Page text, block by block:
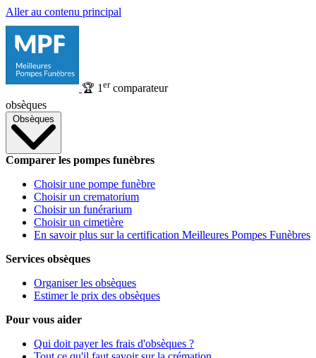
Aller au contenu principal
🏆 1 ercomparateur
obsèques
Obsèques
Comparer les pompes funèbres
Choisir une pompe funèbre
Choisir un crematorium
Choisir un funérarium
Choisir un cimetière
En savoir plus sur la certification Meilleures Pompes Funèbres
Services obsèques
Organiser les obsèques
Estimer le prix des obsèques
Pour vous aider
Qui doit payer les frais d'obsèques ?